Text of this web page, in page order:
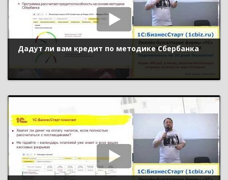
Дадут ли вам кредит по методике Сбербанка